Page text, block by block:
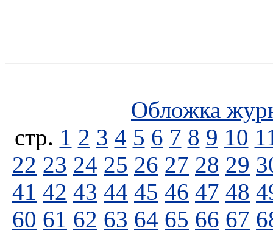
Обложка
стp. 1 2 3 4 5 6 7 8 9 10
22 23 24 25 26 27 28 29
41 42 43 44 45 46 47 48
60 61 62 63 64 65 66 67